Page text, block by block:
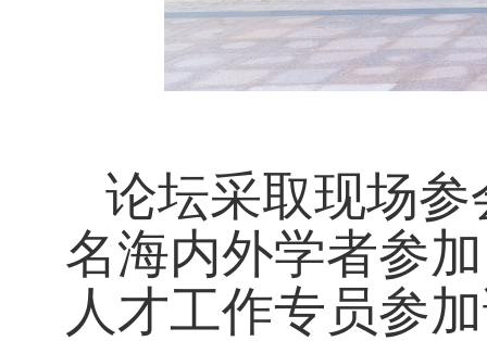
论坛采取现场
名海内外学者参
人才工作专员参